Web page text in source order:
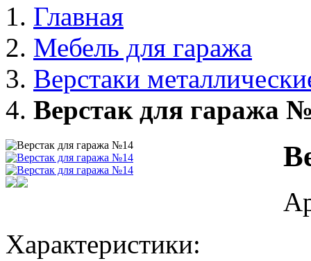
Главная
Мебель для гаража
Верстаки
Верстак для гаража
Характеристики: